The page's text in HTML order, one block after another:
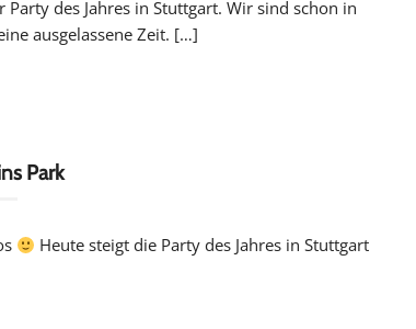
des Jahres in Stuttgart. Wir sind schon in
ausgelassene Zeit. […]
Park
Heute steigt die Party des Jahres in Stuttgart